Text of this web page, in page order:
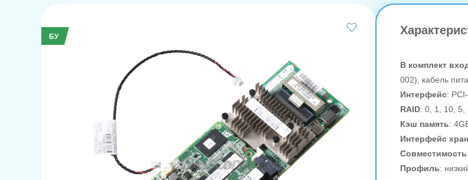
БУ
В комплект
002), кабель
Интерфейс:
RAID: 0, 1, 10, 5,
Кэш память:
Интерфейс
Совместимость
Профиль: